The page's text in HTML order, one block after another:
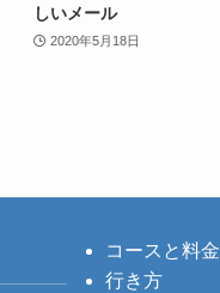
しいメール
2020年5月18日
コースと料金
行き方